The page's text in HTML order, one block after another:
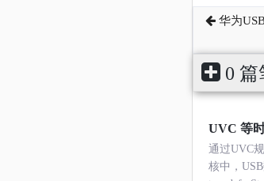
华为
0 篇
UVC 等
通过UVC
核中，